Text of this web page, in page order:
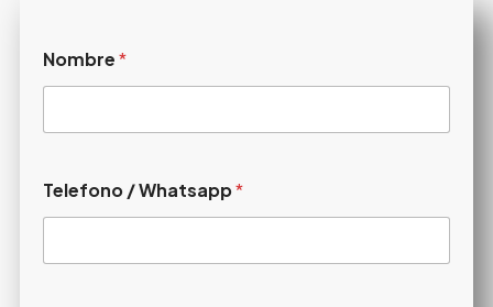
Nombre*
Telefono / Whatsapp*